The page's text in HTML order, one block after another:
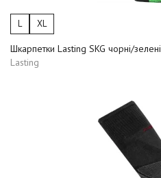
L XL
Шкарпетки Lasting SKG чорні/зелені
Lasting